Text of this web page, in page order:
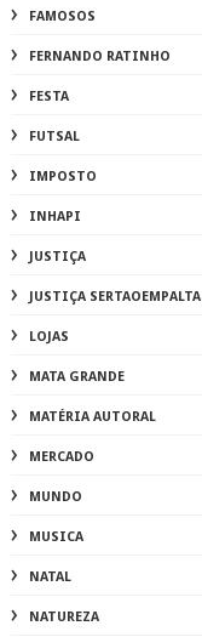
FAMOSOS
FERNANDO RATINHO
FESTA
FUTSAL
IMPOSTO
INHAPI
JUSTIÇA
JUSTIÇA SERTAOEMPALTA
LOJAS
MATA GRANDE
MATÉRIA AUTORAL
MERCADO
MUNDO
MUSICA
NATAL
NATUREZA